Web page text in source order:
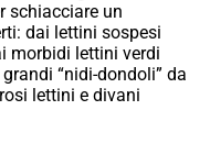
schiacciare un
dai lettini sospesi
morbidi lettini verdi
“nidi-dondoli” da
lettini e divani